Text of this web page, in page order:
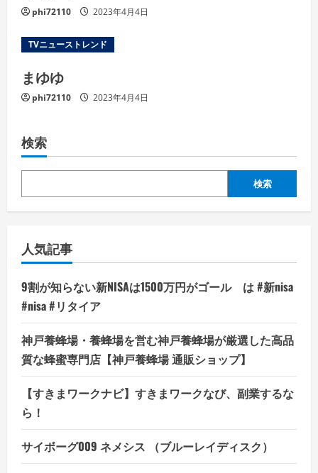
phi72110 2023年4月4日
TVニューストレンド
まゆゆ
phi72110 2023年4月4日
検索
検索
人気記事
9割が知らない新NISAは1500万円がゴール は #新nisa
#nisa #リタイア
神戸養蜂場・養蜂場を営む神戸養蜂場が厳選した高品
質な蜂蜜専門店【神戸養蜂場 通販ショップ】
【すきまワークナビ】すきまワークなび、副業するな
ら！
サイボーグ009 ネメシス （ブルーレイディスク）